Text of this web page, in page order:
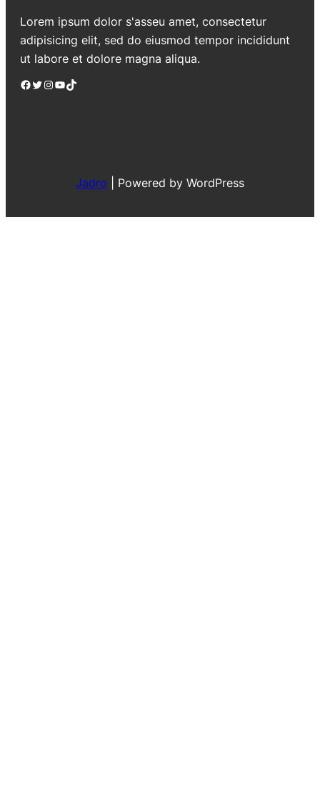
Lorem ipsum dolor s'asseu amet, consectetur
adipisicing elit, sed do eiusmod tempor incididunt
ut labore et dolore magna aliqua.
Facebook Twitter Instagram YouTube TikTok
Jadro Powered by WordPress